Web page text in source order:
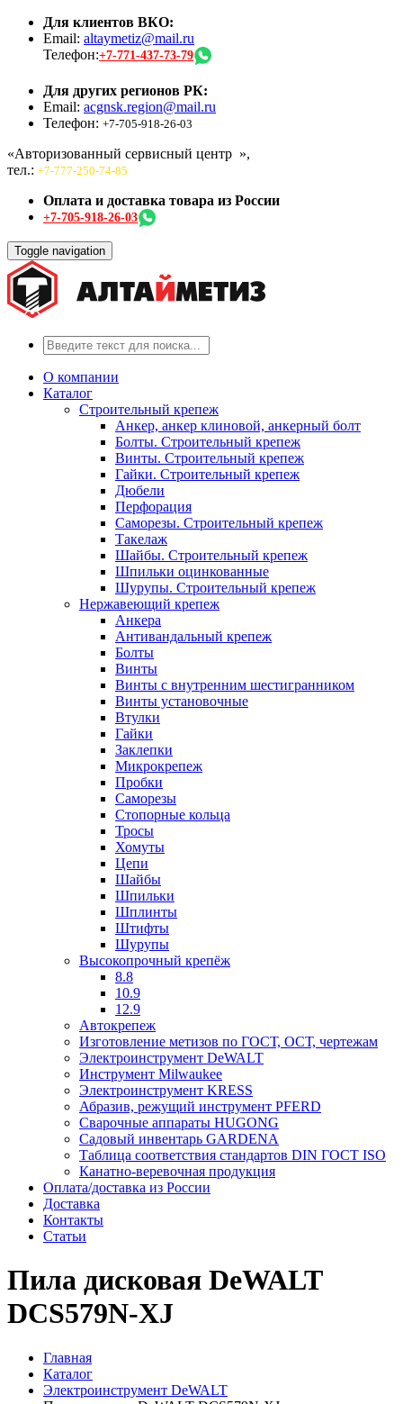
Для клиентов ВКО:
Email: altaymetiz@mail.ru
Телефон:+7-771-437-73-79
Для других регионов РК:
Email: acgnsk.region@mail.ru
Телефон: +7-705-918-26-03
«Авторизованный сервисный центр »,
тел.: +7-777-250-74-85
Оплата и доставка товара из России
+7-705-918-26-03
Toggle navigation
О компании
Каталог
Строительный крепеж
Анкер, анкер клиновой, анкерный болт
Болты. Строительный крепеж
Винты. Строительный крепеж
Гайки. Строительный крепеж
Дюбели
Перфорация
Саморезы. Строительный крепеж
Такелаж
Шайбы. Строительный крепеж
Шпильки оцинкованные
Шурупы. Строительный крепеж
Нержавеющий крепеж
Анкера
Антивандальный крепеж
Болты
Винты
Винты с внутренним шестигранником
Винты установочные
Втулки
Гайки
Заклепки
Микрокрепеж
Пробки
Саморезы
Стопорные кольца
Тросы
Хомуты
Цепи
Шайбы
Шпильки
Шплинты
Штифты
Шурупы
Высокопрочный крепёж
8.8
10.9
12.9
Автокрепеж
Изготовление метизов по ГОСТ, ОСТ, чертежам
Электроинструмент DeWALT
Инструмент Milwaukee
Электроинструмент KRESS
Абразив, режущий инструмент PFERD
Сварочные аппараты HUGONG
Садовый инвентарь GARDENA
Таблица соответствия стандартов DIN ГОСТ ISO
Канатно-веревочная продукция
Оплата/доставка из России
Доставка
Контакты
Статьи
Пила дисковая DeWALT
DCS579N-XJ
Главная
Каталог
Электроинструмент DeWALT